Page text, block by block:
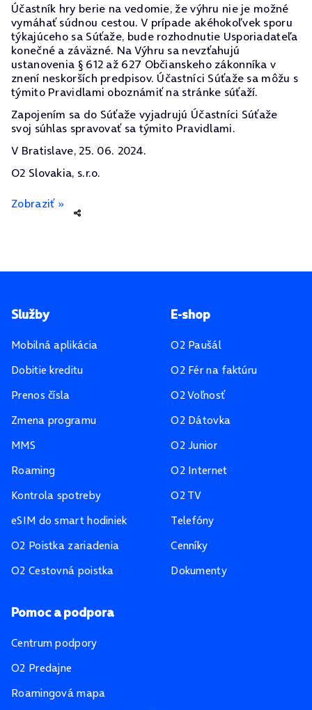
Účastník hry berie na vedomie, že výhru nie je možné
vymáhať súdnou cestou. V prípade akéhokoľvek sporu
týkajúceho sa Súťaže, bude rozhodnutie Usporiadateľa
konečné a záväzné. Na Výhru sa nevzťahujú
ustanovenia § 612 až 627 Občianskeho zákonníka v
znení neskorších predpisov. Účastníci Súťaže sa môžu s
týmito Pravidlami oboznámiť na stránke súťaží.
Zapojením sa do Súťaže vyjadrujú Účastníci Súťaže
svoj súhlas spravovať sa týmito Pravidlami.
V Bratislave, 25. 06. 2024.
O2 Slovakia, s.r.o.
Zobraziť »
Pätička stránky
Služby
Mobilná aplikácia
Dobitie kreditu
Prenos čísla
Zmena programu
MMS
Roaming
Kontrola spotreby
eSIM do smart hodiniek
O2 Poistka zariadenia
O2 Cestovná poistka
E-shop
O2 Paušál
O2 Fér na faktúru
O2 Voľnosť
O2 Dátovka
O2 Junior
O2 Internet
O2 TV
Telefóny
Cenníky
Dokumenty
Pomoc a podpora
Centrum podpory
O2 Predajne
Roamingová mapa